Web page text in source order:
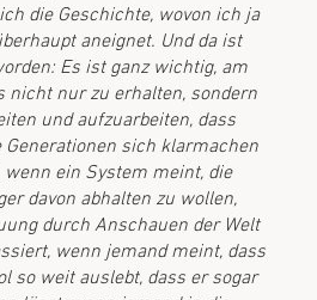
die Geschichte, wovon ich ja
aneignet. Und da ist
Es ist ganz wichtig, am
nicht nur zu erhalten, sondern
und aufzuarbeiten, dass
sich klarmachen
ein System meint, die
davon abhalten zu wollen,
durch Anschauen der Welt
wenn jemand meint, dass
so weit auslebt, dass er sogar